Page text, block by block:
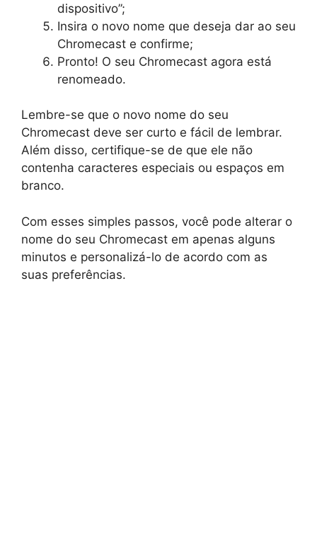
dispositivo”;
Insira o novo nome que deseja dar ao seu
Chromecast e confirme;
Pronto! O seu Chromecast agora está
renomeado.
Lembre-se que o novo nome do seu
Chromecast deve ser curto e fácil de lembrar.
Além disso, certifique-se de que ele não
contenha caracteres especiais ou espaços em
branco.
Com esses simples passos, você pode alterar o
nome do seu Chromecast em apenas alguns
minutos e personalizá-lo de acordo com as
suas preferências.